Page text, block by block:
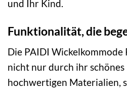
und Ihr Kind.
Funktionalität, die
Die PAIDI Wickelkommode
nicht nur durch ihr
hochwertigen Materialien,